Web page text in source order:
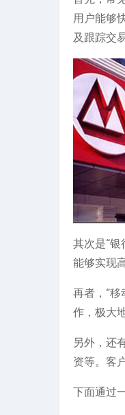
用户能够
及跟踪交
其次是“银
能够实现
再者，“
作，极大
另外，还
资等。客
下面通过